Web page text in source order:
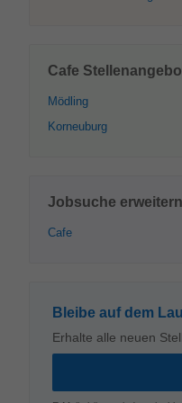
Cafe
Mödling
Korneuburg
Jobsuche
Cafe
Bleibe auf dem
Erhalte alle neuen